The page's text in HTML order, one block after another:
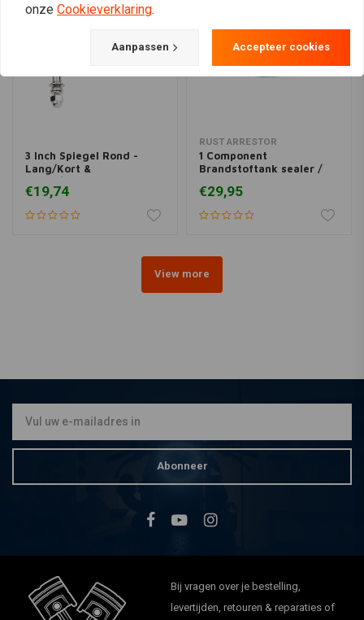
3 Inch Spiegel Rond -
Lang/Kort &
Zwart/Chrome
€19,74
RUST ARRESTOR
1 Component
Brandstoftank sealer /
€29,95
View more
Abonneer
Bij vragen over je bestelling,
levertijden, retouren & reparaties of
onze Cookieverklaring.
Aanpassen Accepteer cookies